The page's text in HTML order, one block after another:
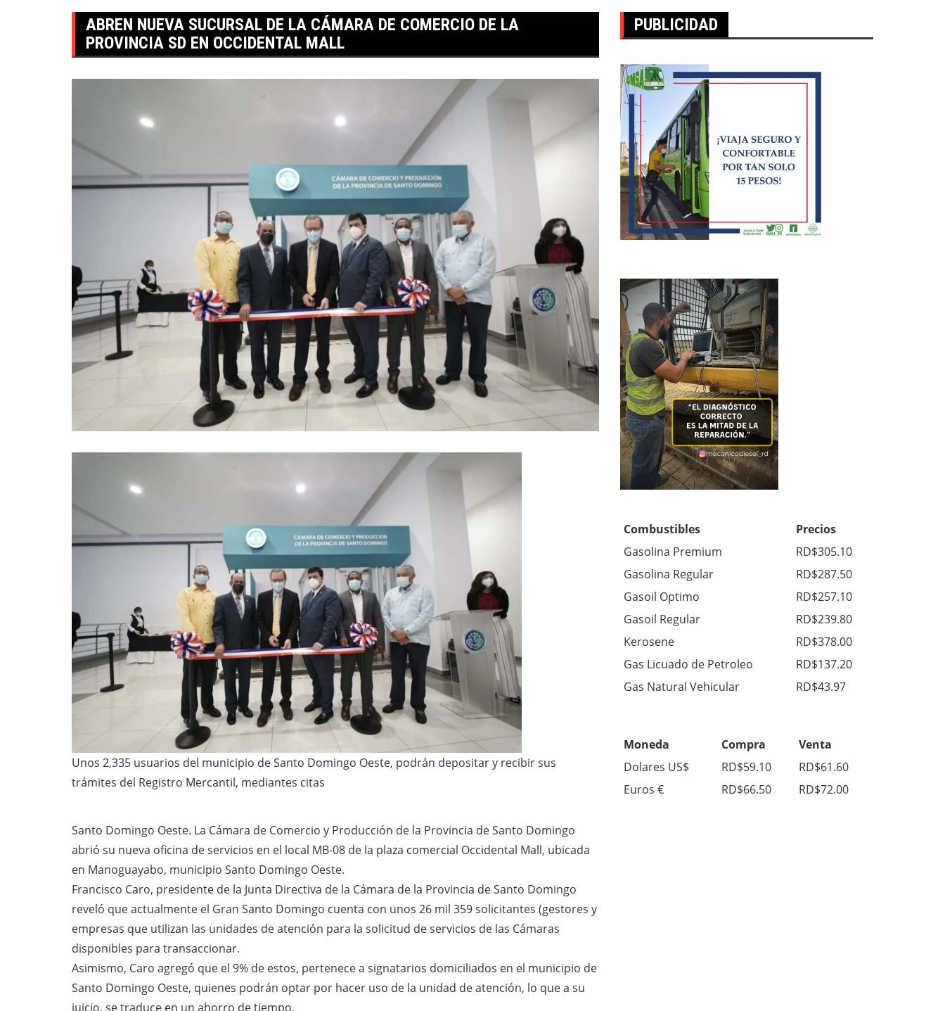
ABREN NUEVA SUCURSAL DE LA CÁMARA DE COMERCIO DE LA
PROVINCIA SD EN OCCIDENTAL MALL
Unos 2,335 usuarios del municipio de Santo Domingo Oeste, podrán depositar y recibir sus
trámites del Registro Mercantil, mediantes citas
Santo Domingo Oeste. La Cámara de Comercio y Producción de la Provincia de Santo Domingo
abrió su nueva oficina de servicios en el local MB-08 de la plaza comercial Occidental Mall, ubicada
en Manoguayabo, municipio Santo Domingo Oeste.
Francisco Caro, presidente de la Junta Directiva de la Cámara de la Provincia de Santo Domingo
reveló que actualmente el Gran Santo Domingo cuenta con unos 26 mil 359 solicitantes (gestores y
empresas que utilizan las unidades de atención para la solicitud de servicios de las Cámaras
disponibles para transaccionar.
Asimismo, Caro agregó que el 9% de estos, pertenece a signatarios domiciliados en el municipio de
Santo Domingo Oeste, quienes podrán optar por hacer uso de la unidad de atención, lo que a su
juicio, se traduce en un ahorro de tiempo.
PUBLICIDAD
Combustibles
Precios
Gasolina Premium
RD$305.10
Gasolina Regular
RD$287.50
Gasoil Optimo
RD$257.10
Gasoil Regular
RD$239.80
Kerosene
RD$378.00
Gas Licuado de Petroleo
RD$137.20
Gas Natural Vehicular
RD$43.97
Moneda Compra
Venta
Dolares US$
RD$59.10
RD$61.60
Euros €
RD$66.50 RD$72.00